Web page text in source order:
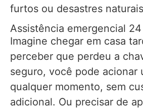
furtos ou desastres
Assistência emergencial
Imagine chegar em casa
perceber que perdeu a
seguro, você pode acionar
qualquer momento, sem
adicional. Ou precisar de